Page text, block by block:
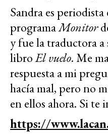
Sandra es
programaMonitor
y fue la traductora
libroEl vuelo. Me
respuesta a mi
hacía mal, pero no
en ellos ahora. Si te
https://